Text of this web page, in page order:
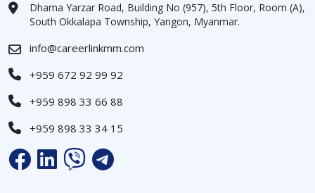
Dhama Yarzar Road, Building No (957), 5th Floor, Room (A),
South Okkalapa Township, Yangon, Myanmar.
info@careerlinkmm.com
+959 672 92 99 92
+959 898 33 66 88
+959 898 33 34 15